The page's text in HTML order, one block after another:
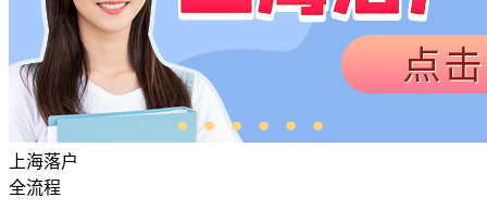
上海落户
全流程